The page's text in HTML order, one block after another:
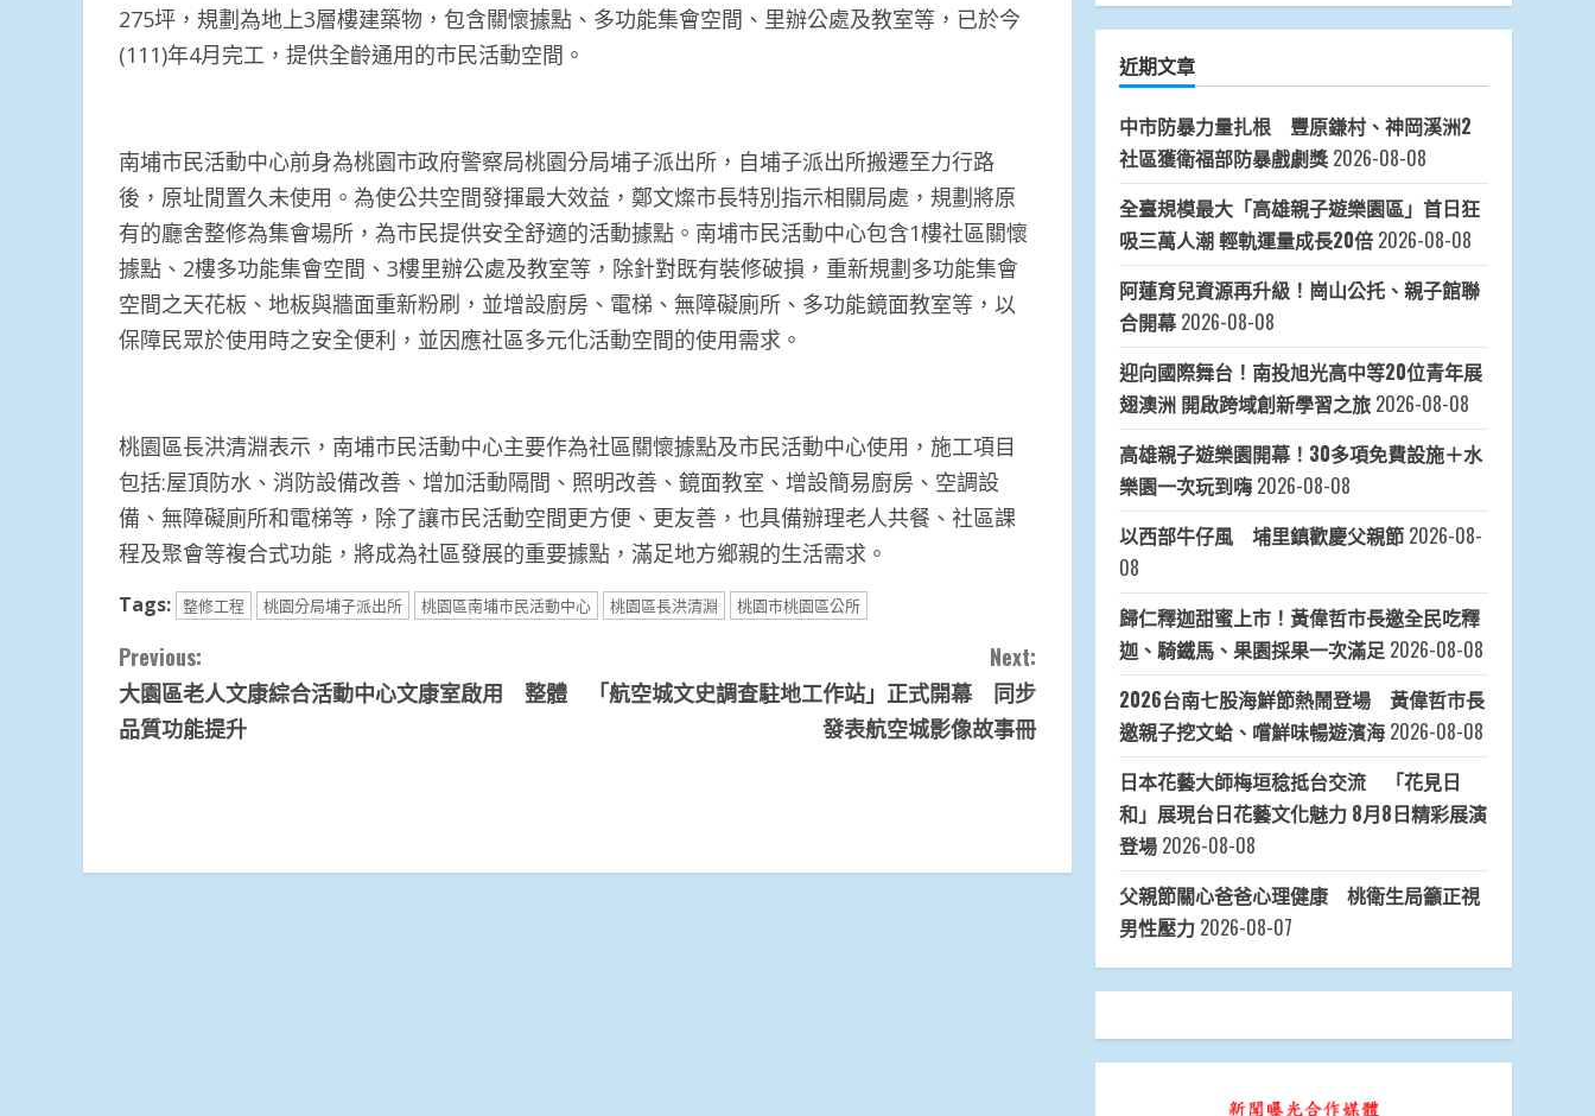
275坪，規劃為地上3層樓建築物，包含關懷據點、多功能集會空間、里辦公處及教室等，已於今
(111)年4月完工，提供全齡通用的市民活動空間。
南埔市民活動中心前身為桃園市政府警察局桃園分局埔子派出所，自埔子派出所搬遷至力行路
後，原址閒置久未使用。為使公共空間發揮最大效益，鄭文燦市長特別指示相關局處，規劃將原
有的廳舍整修為集會場所，為市民提供安全舒適的活動據點。南埔市民活動中心包含1樓社區關懷
據點、2樓多功能集會空間、3樓里辦公處及教室等，除針對既有裝修破損，重新規劃多功能集會
空間之天花板、地板與牆面重新粉刷，並增設廚房、電梯、無障礙廁所、多功能鏡面教室等，以
保障民眾於使用時之安全便利，並因應社區多元化活動空間的使用需求。
桃園區長洪清淵表示，南埔市民活動中心主要作為社區關懷據點及市民活動中心使用，施工項目
包括:屋頂防水、消防設備改善、增加活動隔間、照明改善、鏡面教室、增設簡易廚房、空調設
備、無障礙廁所和電梯等，除了讓市民活動空間更方便、更友善，也具備辦理老人共餐、社區課
程及聚會等複合式功能，將成為社區發展的重要據點，滿足地方鄉親的生活需求。
Tags: 整修工程 桃園分局埔子派出所 桃園區南埔市民活動中心 桃園區長洪清淵 桃園市桃園區公所
Continue
Reading
Previous:
大園區老人文康綜合活動中心文康室啟用 整體
品質功能提升
Next:
「航空城文史調查駐地工作站」正式開幕 同步
發表航空城影像故事冊
近期文章
中市防暴力量扎根 豐原鎌村、神岡溪洲2
社區獲衛福部防暴戲劇獎 2026-08-08
全臺規模最大「高雄親子遊樂園區」首日狂
吸三萬人潮 輕軌運量成長20倍 2026-08-08
阿蓮育兒資源再升級！崗山公托、親子館聯
合開幕 2026-08-08
迎向國際舞台！南投旭光高中等20位青年展
翅澳洲 開啟跨域創新學習之旅 2026-08-08
高雄親子遊樂園開幕！30多項免費設施＋水
樂園一次玩到嗨 2026-08-08
以西部牛仔風 埔里鎮歡慶父親節 2026-08-
08
歸仁釋迦甜蜜上市！黃偉哲市長邀全民吃釋
迦、騎鐵馬、果園採果一次滿足 2026-08-08
2026台南七股海鮮節熱鬧登場 黃偉哲市長
邀親子挖文蛤、嚐鮮味暢遊濱海 2026-08-08
日本花藝大師梅垣稔抵台交流 「花見日
和」展現台日花藝文化魅力 8月8日精彩展演
登場 2026-08-08
父親節關心爸爸心理健康 桃衛生局籲正視
男性壓力 2026-08-07